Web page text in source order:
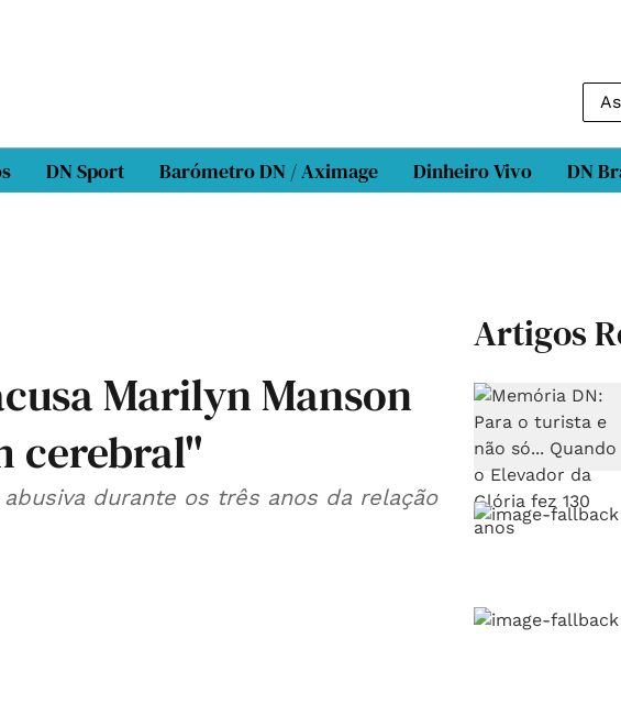
DN Sport Barómetro DN / Aximage Dinheiro Vivo DN
Marilyn Manson
cerebral"
durante os três anos da relação
Artigos